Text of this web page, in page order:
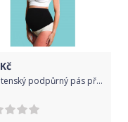
Kč
Těhotenský podpůrný pás přes bříško Carriwell Černá